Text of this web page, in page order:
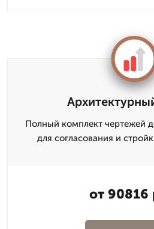
Полный комплект чертежей
для согласования и
от 90816